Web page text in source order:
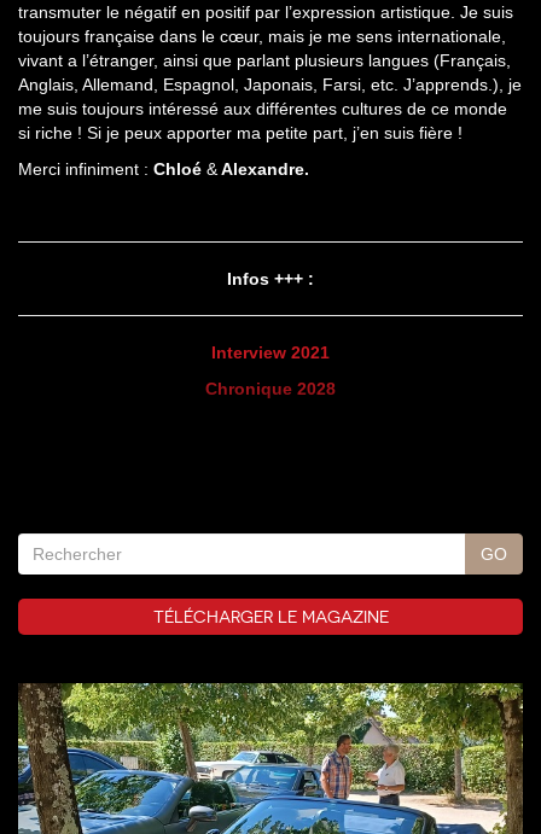
transmuter le négatif en positif par l’expression artistique. Je suis
toujours française dans le cœur, mais je me sens internationale,
vivant a l’étranger, ainsi que parlant plusieurs langues (Français,
Anglais, Allemand, Espagnol, Japonais, Farsi, etc. J’apprends.), je
me suis toujours intéressé aux différentes cultures de ce monde
si riche ! Si je peux apporter ma petite part, j’en suis fière !
Merci infiniment : Chloé &Alexandre.
Infos +++ :
Interview 2021
Chronique 2028
TÉLÉCHARGER LE MAGAZINE